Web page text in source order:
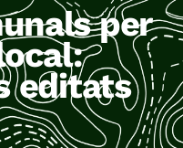
per
editats